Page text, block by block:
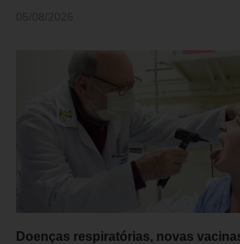
Doenças respiratórias, novas